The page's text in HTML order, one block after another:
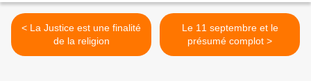
< La Justice est une finalité
de la religion
Le 11 septembre et le
présumé complot >